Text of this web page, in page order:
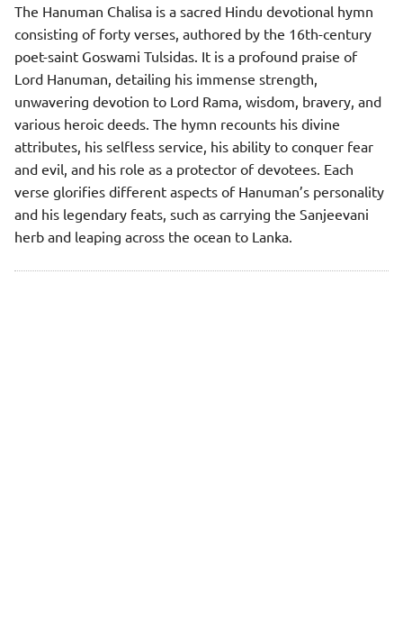
The Hanuman Chalisa is a sacred Hindu devotional hymn
consisting of forty verses, authored by the 16th-century
poet-saint Goswami Tulsidas. It is a profound praise of
Lord Hanuman, detailing his immense strength,
unwavering devotion to Lord Rama, wisdom, bravery, and
various heroic deeds. The hymn recounts his divine
attributes, his selfless service, his ability to conquer fear
and evil, and his role as a protector of devotees. Each
verse glorifies different aspects of Hanuman’s personality
and his legendary feats, such as carrying the Sanjeevani
herb and leaping across the ocean to Lanka.